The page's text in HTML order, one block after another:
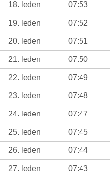
18. leden 07:53
19. leden 07:52
20. leden 07:51
21. leden 07:50
22. leden 07:49
23. leden 07:48
24. leden 07:47
25. leden 07:45
26. leden 07:44
27. leden 07:43